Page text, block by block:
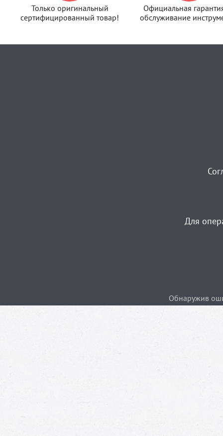
Только оригинальный
сертифицированный товар!
Официальная
обслуживание
Для
Обнаружив